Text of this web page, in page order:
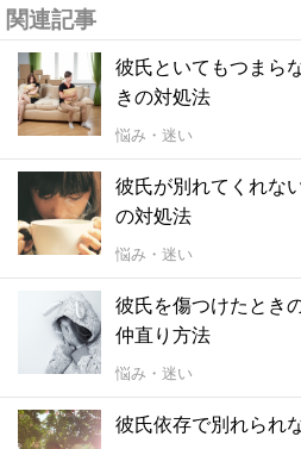
関連記事
彼氏といてもつまら
きの対処法
悩み・迷い
彼氏が別れてくれな
の対処法
悩み・迷い
彼氏を傷つけたとき
仲直り方法
悩み・迷い
彼氏依存で別れられ